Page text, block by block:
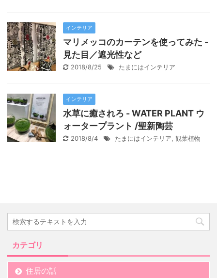
インテリア
マリメッコのカーテンを使ってみた -
見た目／遮光性など
2018/8/25 たまにはインテリア
インテリア
水草に癒されろ - WATER PLANT ウ
ォータープラント /聖新陶芸
2018/8/4 たまにはインテリア, 観葉植物
カテゴリ
住居の話